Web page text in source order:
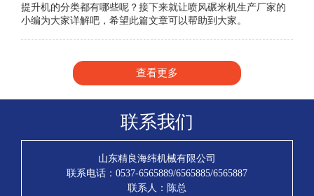
提升机的分类都有哪些呢？接下来就让喷风碾米机生产厂家的
小编为大家详解吧，希望此篇文章可以帮助到大家。
查看更多
联系我们
山东精良海纬机械有限公司
联系电话：0537-6565889/6565885/6565887
联系人：陈总